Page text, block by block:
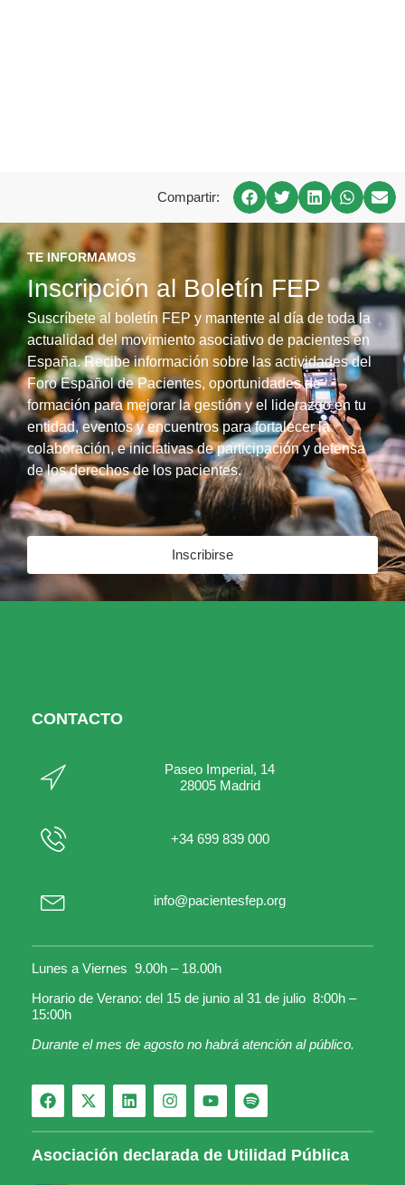
Compartir:
TE INFORMAMOS
Inscripción al Boletín FEP
Suscríbete al boletín FEP y mantente al día de toda la
actualidad del movimiento asociativo de pacientes en
España. Recibe información sobre las actividades del
Foro Español de Pacientes, oportunidades de
formación para mejorar la gestión y el liderazgo en tu
entidad, eventos y encuentros para fortalecer la
colaboración, e iniciativas de participación y defensa
de los derechos de los pacientes.
Inscribirse
CONTACTO
Paseo Imperial, 14
28005 Madrid
+34 699 839 000
info@pacientesfep.org
Lunes a Viernes 9.00h – 18.00h
Horario de Verano: del 15 de junio al 31 de julio 8:00h –
15:00h
Durante el mes de agosto no habrá atención al público.
Asociación declarada de Utilidad Pública